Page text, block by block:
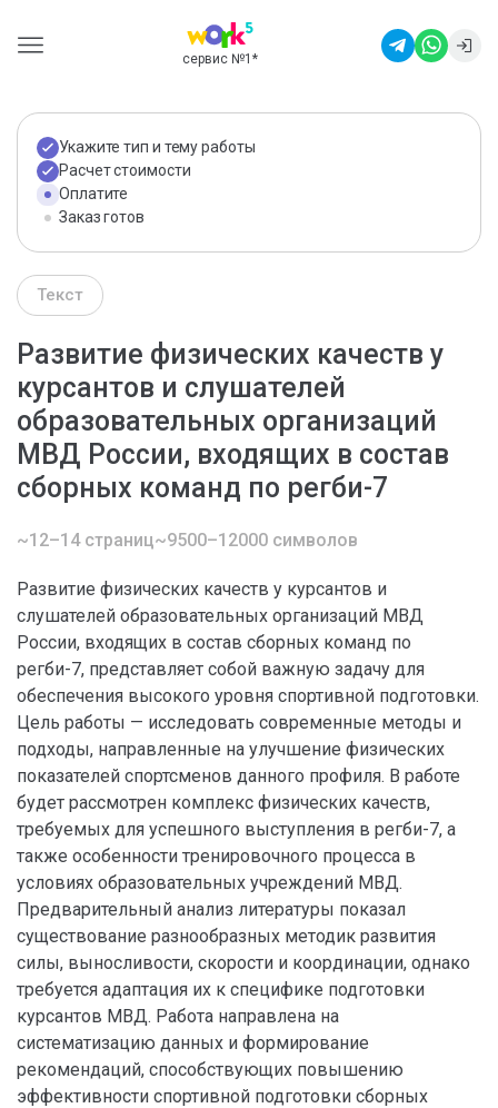
сервис №1 *
Укажите тип и тему работы
Расчет стоимости
Оплатите
Заказ готов
Текст
Развитие физических качеств у
курсантов и слушателей
образовательных организаций
МВД России, входящих в состав
сборных команд по регби-7
~12–14 страниц~9500–12000 символов
Развитие физических качеств у курсантов и
слушателей образовательных организаций МВД
России, входящих в состав сборных команд по
регби-7, представляет собой важную задачу для
обеспечения высокого уровня спортивной подготовки.
Цель работы — исследовать современные методы и
подходы, направленные на улучшение физических
показателей спортсменов данного профиля. В работе
будет рассмотрен комплекс физических качеств,
требуемых для успешного выступления в регби-7, а
также особенности тренировочного процесса в
условиях образовательных учреждений МВД.
Предварительный анализ литературы показал
существование разнообразных методик развития
силы, выносливости, скорости и координации, однако
требуется адаптация их к специфике подготовки
курсантов МВД. Работа направлена на
систематизацию данных и формирование
рекомендаций, способствующих повышению
эффективности спортивной подготовки сборных